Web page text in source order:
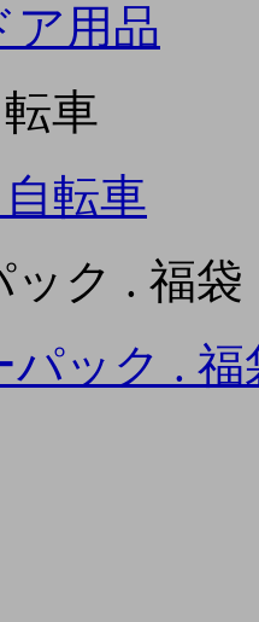
ア用品
車
転車
ク . 福袋
パック . 福